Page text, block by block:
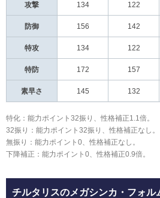
攻撃 134 122
防御 156 142
特攻 134 122
特防 172 157
素早さ 145 132
特化：能力ポイント32振り、性格補正1.1倍。
32振り：能力ポイント32振り、性格補正なし。
無振り：能力ポイント0、性格補正なし。
下降補正：能力ポイント0、性格補正0.9倍。
チルタリスのメガシンカ・フォル